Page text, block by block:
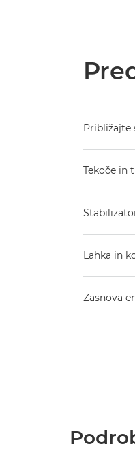
Približajte
Tekoče in
Lahka in
Zasnova